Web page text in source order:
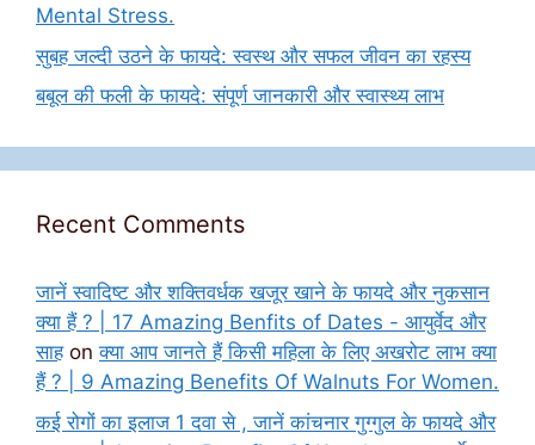
Mental Stress.
सुबह जल्दी उठने के फायदे: स्वस्थ और सफल जीवन का रहस्य
बबूल की फली के फायदे: संपूर्ण जानकारी और स्वास्थ्य लाभ
Recent Comments
जानें स्वादिष्ट और शक्तिवर्धक खजूर खाने के फायदे और नुकसान
क्या हैं ? | 17 Amazing Benfits of Dates - आयुर्वेद और
साहonक्या आप जानते हैं किसी महिला के लिए अखरोट लाभ क्या
हैं ? | 9 Amazing Benefits Of Walnuts For Women.
कई रोगों का इलाज 1 दवा से , जानें कांचनार गुग्गुल के फायदे और